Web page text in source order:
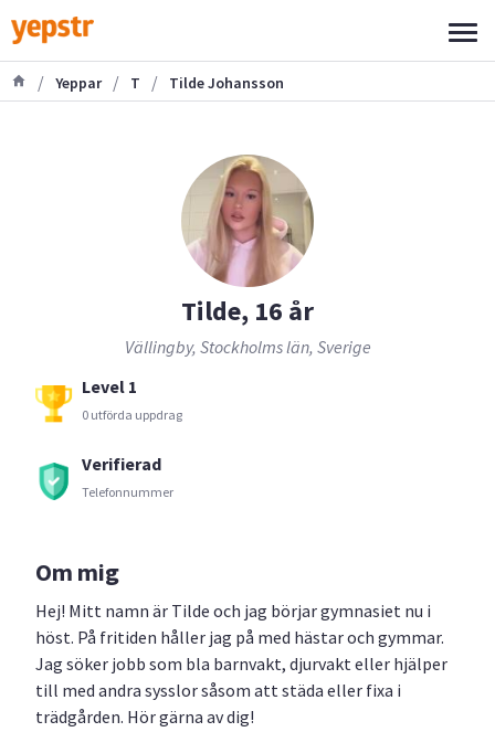
/ Yeppar / T / Tilde Johansson
Tilde, 16 år
Vällingby, Stockholms län, Sverige
Level 1
0 utförda uppdrag
Verifierad
Telefonnummer
Om mig
Hej! Mitt namn är Tilde och jag börjar gymnasiet nu i
höst. På fritiden håller jag på med hästar och gymmar.
Jag söker jobb som bla barnvakt, djurvakt eller hjälper
till med andra sysslor såsom att städa eller fixa i
trädgården. Hör gärna av dig!